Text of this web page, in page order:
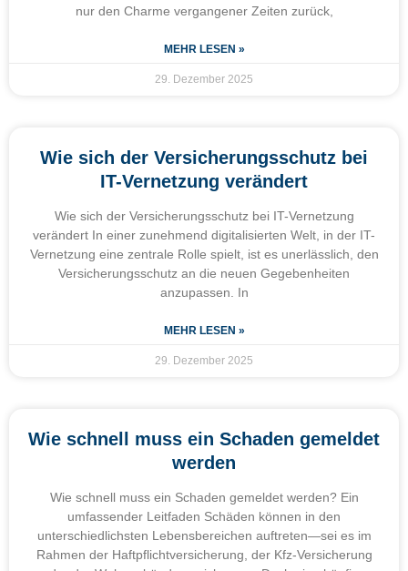
nur den Charme vergangener Zeiten zurück,
MEHR LESEN »
29. Dezember 2025
Wie sich der Versicherungsschutz bei
IT-Vernetzung verändert
Wie sich der Versicherungsschutz bei IT-Vernetzung
verändert In einer zunehmend digitalisierten Welt, in der IT-
Vernetzung eine zentrale Rolle spielt, ist es unerlässlich, den
Versicherungsschutz an die neuen Gegebenheiten
anzupassen. In
MEHR LESEN »
29. Dezember 2025
Wie schnell muss ein Schaden gemeldet
werden
Wie schnell muss ein Schaden gemeldet werden? Ein
umfassender Leitfaden Schäden können in den
unterschiedlichsten Lebensbereichen auftreten—sei es im
Rahmen der Haftpflichtversicherung, der Kfz-Versicherung